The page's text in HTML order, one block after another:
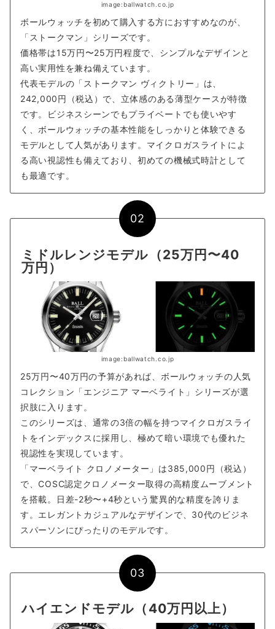
image:ballwatch.co.jp
ボールウォッチを初めて購入する方におすすめなのが、
「ストークマン」シリーズです。
価格帯は15万円〜25万円程度で、シンプルなデザインと
高い実用性を兼ね備えています。
代表モデルの「ストークマン ヴィクトリー」は、
242,000円（税込）で、立体感のある薄型ケースが特徴
です。ビジネスシーンでもプライベートでも使いやす
く、ボールウォッチの基本性能をしっかりと体験できる
モデルとして人気があります。マイクロガスライトによ
る高い視認性も備えており、初めての機械式時計として
も最適です。
02
ミドルレンジモデル（25万円〜40
万円）
image:ballwatch.co.jp
25万円〜40万円の予算があれば、ボールウォッチの人気
コレクション「エンジニア マーベライト」シリーズが選
択肢に入ります。
このシリーズは、通常の3倍の幅を持つマイクロガスライ
トをインデックスに採用し、極めて暗い環境でも優れた
視認性を実現しています。
「マーベライト クロノメーター」は385,000円（税込）
で、COSC認定クロノメーター取得の高精度ムーブメント
を搭載。日差-2秒〜+4秒という驚異的な精度を誇りま
す。エレガントカジュアルなデザインで、30代のビジネ
スパーソンにぴったりのモデルです。
03
ハイエンドモデル（40万円以上）